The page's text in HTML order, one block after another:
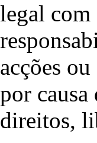
legal com
acções
por causa
direitos,